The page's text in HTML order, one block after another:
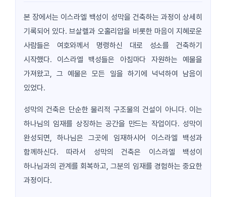
본 장에서는 이스라엘 백성이 성막을 건축하는 과정이 상세히
기록되어 있다. 브살렐과 오홀리압을 비롯한 마음이 지혜로운
사람들은 여호와께서 명령하신 대로 성소를 건축하기
시작했다. 이스라엘 백성들은 아침마다 자원하는 예물을
가져왔고, 그 예물은 모든 일을 하기에 넉넉하여 남음이
있었다.
성막의 건축은 단순한 물리적 구조물의 건설이 아니다. 이는
하나님의 임재를 상징하는 공간을 만드는 작업이다. 성막이
완성되면, 하나님은 그곳에 임재하시어 이스라엘 백성과
함께하신다. 따라서 성막의 건축은 이스라엘 백성이
하나님과의 관계를 회복하고, 그분의 임재를 경험하는 중요한
과정이다.